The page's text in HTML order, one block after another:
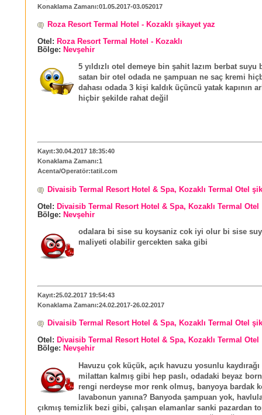
Konaklama Zamanı:01.05.2017-03.052017
Roza Resort Termal Hotel - Kozaklı şikayet yaz
Otel: Roza Resort Termal Hotel - Kozaklı
Bölge: Nevşehir
5 yıldızlı otel demeye bin şahit lazım berbat suyu
satan bir otel odada ne şampuan ne saç kremi
dahası odada 3 kişi kaldık üçüncü yatak kapının
hiçbir şekilde rahat değil
Kayıt:30.04.2017 18:35:40
Konaklama Zamanı:1
Acenta/Operatör:tatil.com
Divaisib Termal Resort Hotel & Spa, Kozaklı Termal Otel
Otel: Divaisib Termal Resort Hotel & Spa, Kozaklı Termal Otel
Bölge: Nevşehir
odalara bi sise su koysaniz cok iyi olur bi sise
maliyeti olabilir gercekten saka gibi
Kayıt:25.02.2017 19:54:43
Konaklama Zamanı:24.02.2017-26.02.2017
Divaisib Termal Resort Hotel & Spa, Kozaklı Termal Otel
Otel: Divaisib Termal Resort Hotel & Spa, Kozaklı Termal Otel
Bölge: Nevşehir
Havuzu çok küçük, açık havuzu yosunlu
milattan kalmış gibi hep paslı, odadaki beyaz
rengi nerdeyse mor renk olmuş, banyoya bardak
lavabonun yanına? Banyoda şampuan yok,
çıkmış temizlik bezi gibi, çalışan elamanlar sanki pazardan